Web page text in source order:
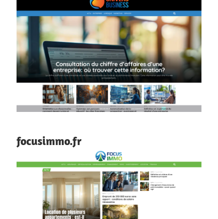
focusimmo.fr